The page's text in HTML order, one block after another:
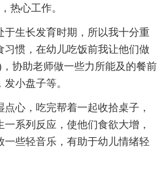
心工作。
生长发育时期，所以我十分重
习惯，在幼儿吃饭前我让他们做
协助老师做一些力所能及的餐前
小盘子等。
心，吃完帮着一起收拾桌子，
系列反应，使他们食欲大增，
一些轻音乐，有助于幼儿情绪轻